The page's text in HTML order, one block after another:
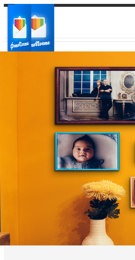
Ваш регион доставки
Выберите из списка: